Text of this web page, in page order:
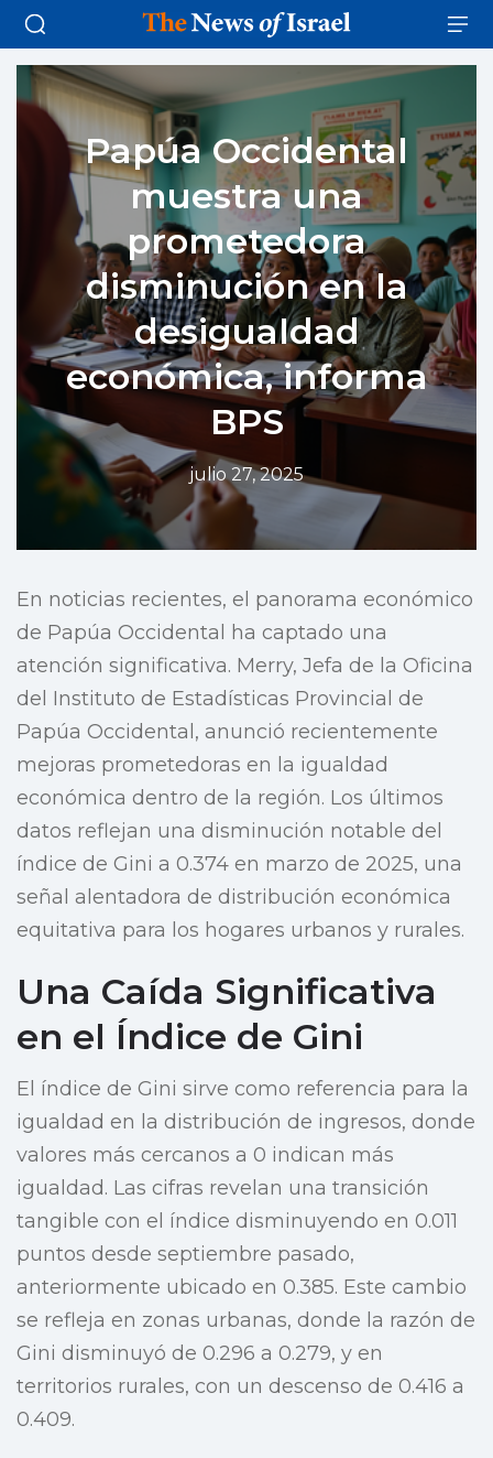
Papúa Occidental
muestra una
prometedora
disminución en la
desigualdad
económica, informa
BPS
julio 27, 2025
En noticias recientes, el panorama económico
de Papúa Occidental ha captado una
atención significativa. Merry, Jefa de la Oficina
del Instituto de Estadísticas Provincial de
Papúa Occidental, anunció recientemente
mejoras prometedoras en la igualdad
económica dentro de la región. Los últimos
datos reflejan una disminución notable del
índice de Gini a 0.374 en marzo de 2025, una
señal alentadora de distribución económica
equitativa para los hogares urbanos y rurales.
Una Caída Significativa
en el Índice de Gini
El índice de Gini sirve como referencia para la
igualdad en la distribución de ingresos, donde
valores más cercanos a 0 indican más
igualdad. Las cifras revelan una transición
tangible con el índice disminuyendo en 0.011
puntos desde septiembre pasado,
anteriormente ubicado en 0.385. Este cambio
se refleja en zonas urbanas, donde la razón de
Gini disminuyó de 0.296 a 0.279, y en
territorios rurales, con un descenso de 0.416 a
0.409.